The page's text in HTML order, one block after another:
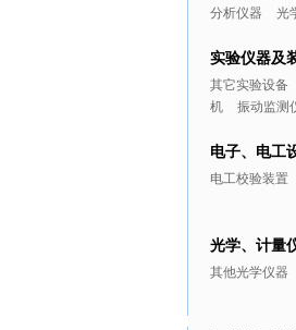
分析仪器
光
实验仪器及
其它实验设备
机
振动监测
电子、电工
电工校验装置
光学、计量
其他光学仪器